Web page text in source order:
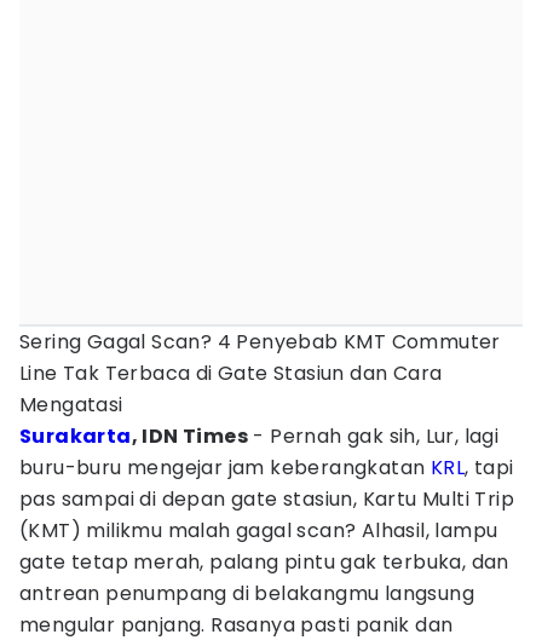
Sering Gagal Scan? 4 Penyebab KMT Commuter
Line Tak Terbaca di Gate Stasiun dan Cara
Mengatasi
Surakarta, IDN Times - Pernah gak sih, Lur, lagi
buru-buru mengejar jam keberangkatan KRL, tapi
pas sampai di depan gate stasiun, Kartu Multi Trip
(KMT) milikmu malah gagal scan? Alhasil, lampu
gate tetap merah, palang pintu gak terbuka, dan
antrean penumpang di belakangmu langsung
mengular panjang. Rasanya pasti panik dan